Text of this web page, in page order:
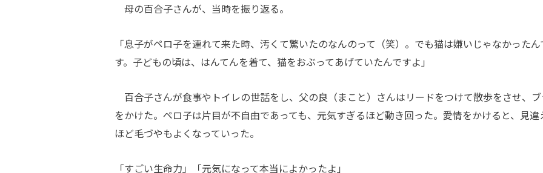
母の百合子さんが、当時を振り返る。
「息子がペロ子を連れて来た時、汚くて驚いたのなんのって（笑）。でも猫は嫌いじゃなかったん
す。子どもの頃は、はんてんを着て、猫をおぶってあげていたんですよ」
百合子さんが食事やトイレの世話をし、父の良（まこと）さんはリードをつけて散歩をさせ、
をかけた。ペロ子は片目が不自由であっても、元気すぎるほど動き回った。愛情をかけると、見違
ほど毛づやもよくなっていった。
「すごい生命力」「元気になって本当によかったよ」